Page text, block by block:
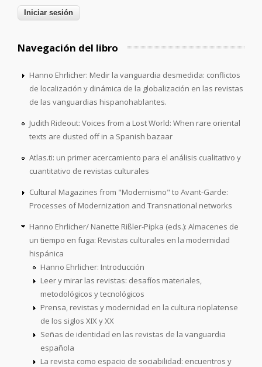
Navegación del libro
Hanno Ehrlicher: Medir la vanguardia desmedida: conflictos
de localización y dinámica de la globalización en las revistas
de las vanguardias hispanohablantes.
Judith Rideout: Voices from a Lost World: When rare oriental
texts are dusted off in a Spanish bazaar
Atlas.ti: un primer acercamiento para el análisis cualitativo y
cuantitativo de revistas culturales
Cultural Magazines from "Modernismo" to Avant-Garde:
Processes of Modernization and Transnational networks
Hanno Ehrlicher/ Nanette Rißler-Pipka (eds.): Almacenes de
un tiempo en fuga: Revistas culturales en la modernidad
hispánica
Hanno Ehrlicher: Introducción
Leer y mirar las revistas: desafíos materiales,
metodológicos y tecnológicos
Prensa, revistas y modernidad en la cultura rioplatense
de los siglos XIX y XX
Señas de identidad en las revistas de la vanguardia
española
La revista como espacio de sociabilidad: encuentros y